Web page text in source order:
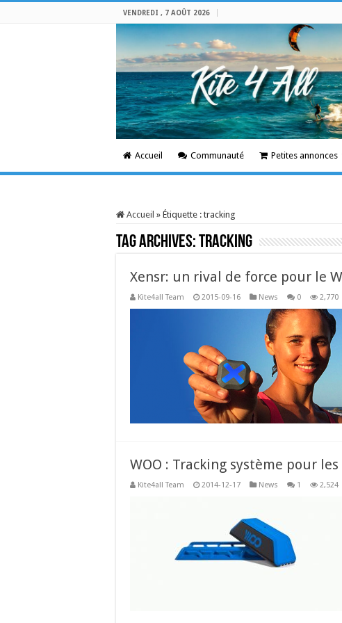
VENDREDI , 7 AOÛT 2026
Accueil Communauté Petites annonces
Accueil » Étiquette : tracking
Tag Archives:tracking
Xensr: un rival de force pour le
Kite4all Team 2015-09-16 News 0 2,770
WOO : Tracking système pour
Kite4all Team 2014-12-17 News 1 2,524